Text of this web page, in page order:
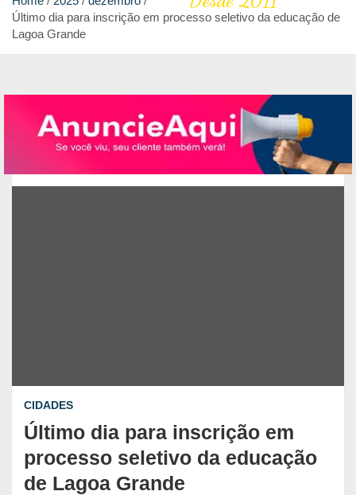
Último dia para inscrição em processo seletivo da educação de
Lagoa Grande
CIDADES
Último dia para inscrição em
processo seletivo da educação
de Lagoa Grande